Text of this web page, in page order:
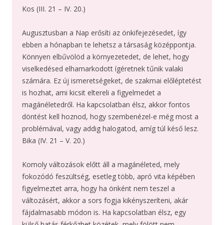
Kos (III. 21 – IV. 20.)
Augusztusban a Nap erősíti az önkifejezésedet, így
ebben a hónapban te lehetsz a társaság középpontja.
Könnyen elbűvölöd a környezetedet, de lehet, hogy
viselkedésed elhamarkodott ígéretnek tűnik valaki
számára. Ez új ismeretségeket, de szakmai előléptetést
is hozhat, ami kicsit eltereli a figyelmedet a
magánéletedről. Ha kapcsolatban élsz, akkor fontos
döntést kell hoznod, hogy szembenézel-e még most a
problémával, vagy addig halogatod, amíg túl késő lesz.
Bika (IV. 21 – V. 20.)
Komoly változások előtt áll a magánéleted, mely
fokozódó feszültség, esetleg több, apró vita képében
figyelmeztet arra, hogy ha önként nem teszel a
változásért, akkor a sors fogja kikényszeríteni, akár
fájdalmasabb módon is. Ha kapcsolatban élsz, egy